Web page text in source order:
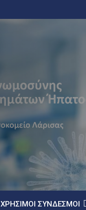
ΧΡΉΣΙΜΟΙ ΣΎΝΔΕΣΜΟΙ